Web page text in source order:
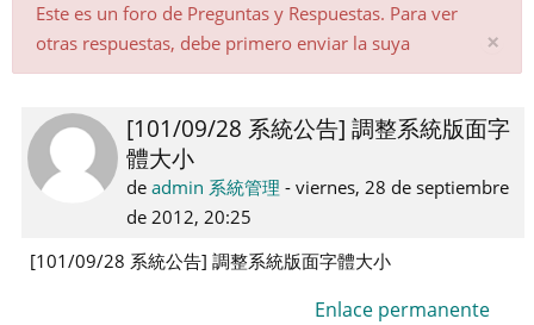
Este es un foro de Preguntas y Respuestas. Para ver
otras respuestas, debe primero enviar la suya
×
[101/09/28 系統公告] 調整系統版面字
體大小
deadmin 系統管理 -viernes, 28 de septiembre
de 2012, 20:25
Número
de
respuestas:
0
[101/09/28 系統公告] 調整系統版面字體大小
Enlace permanente